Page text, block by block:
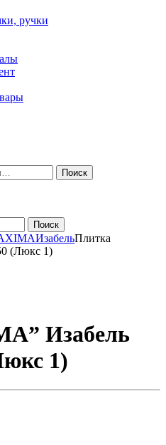
ручки
Поиск
Поиск
ИзабельПлитка
(Люкс 1)
Изабель
1)